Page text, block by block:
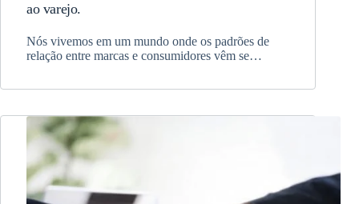
ao varejo.
Nós vivemos em um mundo onde os padrões de
relação entre marcas e consumidores vêm se…